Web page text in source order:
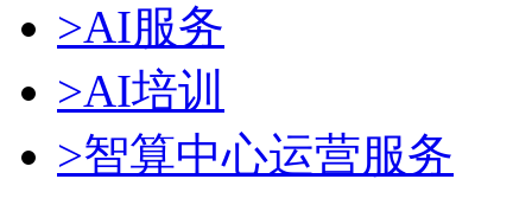
>AI服务
>AI培训
>智算中心运营服务